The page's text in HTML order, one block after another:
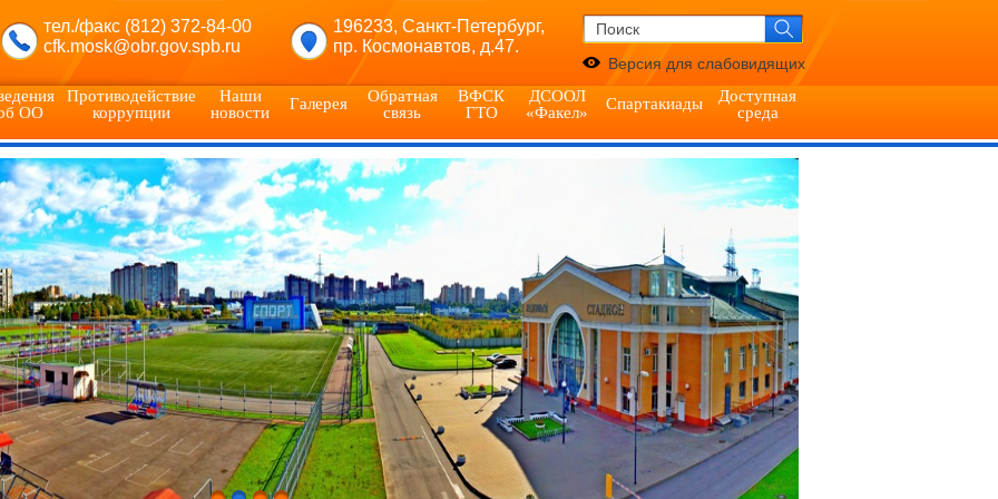
тел./факс (812) 372-84-00
cfk.mosk@obr.gov.spb.ru
196233, Санкт-Петербург,
пр. Космонавтов, д.47.
Версия для слабовидящих
ОО
Противодействие
коррупции
Наши
новости
Галерея
Обратная
связь
ВФСК
ГТО
ДСООЛ
«Факел»
Спартакиады
Доступная
среда